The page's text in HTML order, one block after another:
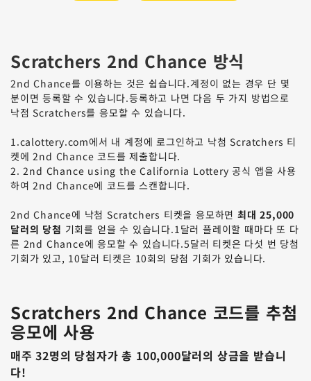
Scratchers 2nd Chance 방식
2nd Chance를 이용하는 것은 쉽습니다.계정이 없는 경우 단 몇
분이면 등록할 수 있습니다.등록하고 나면 다음 두 가지 방법으로
낙점 Scratchers를 응모할 수 있습니다.
1.calottery.com에서 내 계정에 로그인하고 낙첨 Scratchers 티
켓에 2nd Chance 코드를 제출합니다.
2. 2nd Chance using the California Lottery 공식 앱을 사용
하여 2nd Chance에 코드를 스캔합니다.
2nd Chance에 낙첨 Scratchers 티켓을 응모하면 최대 25,000
달러의 당첨 기회를 얻을 수 있습니다.1달러 플레이할 때마다 또 다
른 2nd Chance에 응모할 수 있습니다.5달러 티켓은 다섯 번 당첨
기회가 있고, 10달러 티켓은 10회의 당첨 기회가 있습니다.
Scratchers 2nd Chance 코드를 추첨
응모에 사용
매주 32명의 당첨자가 총 100,000달러의 상금을 받습니
다!